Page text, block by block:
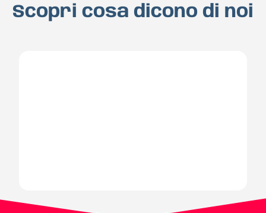
Scopri cosa dicono di noi